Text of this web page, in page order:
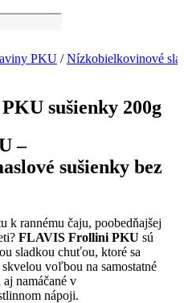
PKU /Nízkobielkovinové
sušienky 200g
–
sušienky bez
k rannému čaju, poobedňajšej
FLAVIS Frollini PKU sú
sladkou chuťou, ktoré sa
voľbou na samostatné
namáčané v
nápoji.